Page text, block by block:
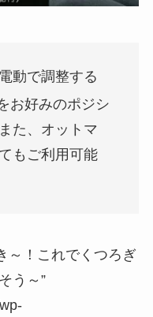
動で調整する
お好みのポジシ
た、オットマ
もご利用可能
～！これでくつろぎ
う～”